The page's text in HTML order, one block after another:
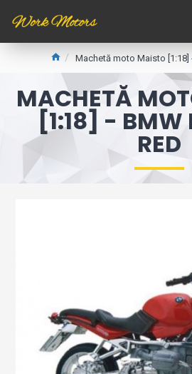
Machetă moto Maisto [1:18]
MACHETĂ
[1:18] - BMW
RED